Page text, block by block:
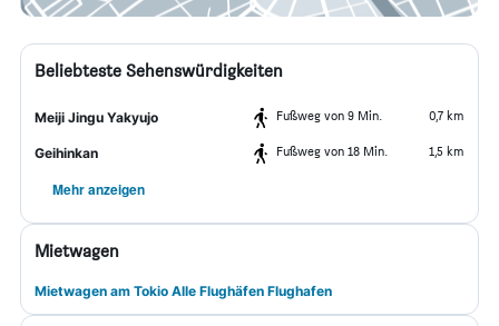
Beliebteste Sehenswürdigkeiten
Meiji Jingu Yakyujo Fußweg von 9 Min. 0,7 km
Geihinkan Fußweg von 18 Min. 1,5 km
Mehr anzeigen
Mietwagen
Mietwagen am Tokio Alle Flughäfen Flughafen